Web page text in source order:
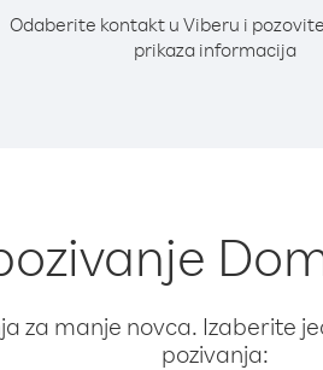
Odaberite kontakt u Viberu i
prikaza informacija
za manje novca. Izaberite
pozivanja: